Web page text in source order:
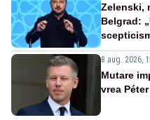
Zelenski,
Belgrad:
8 aug. 2026,
Mutare
vrea